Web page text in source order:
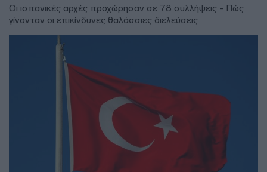
Οι ισπανικές αρχές προχώρησαν σε 78 συλλήψεις - Πώς
γίνονταν οι επικίνδυνες θαλάσσιες διελεύσεις